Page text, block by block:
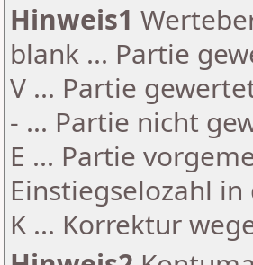
Hinweis1
blank ... Partie
V ... Partie
- ... Partie nicht
E ... Partie
Einstiegselozahl
K ... Korrektur